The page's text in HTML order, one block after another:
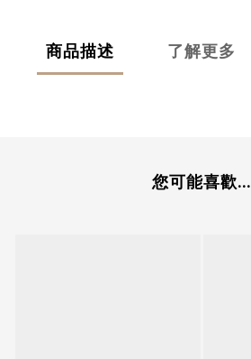
商品描述 了解更多
您可能喜歡...